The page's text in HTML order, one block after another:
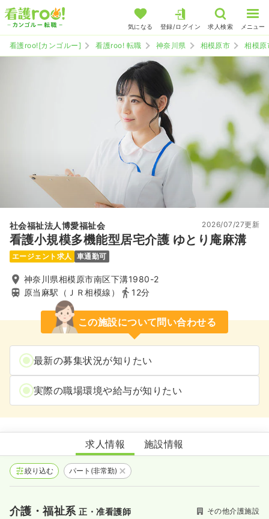
気になる 登録/ログイン 求人検索 メニュー
看護roo![カンゴルー] 看護roo! 転職 神奈川県 相模原市 相模原
社会福祉法人博愛福祉会
看護小規模多機能型居宅介護 ゆとり庵麻溝
2026/07/27更新
エージェント求人 車通勤可
神奈川県相模原市南区下溝1980-2
原当麻駅（ＪＲ相模線）
12分
この施設について問い合わせる
最新の募集状況が知りたい
実際の職場環境や給与が知りたい
看護小規模多機能型居宅介護 ゆとり庵麻溝
求人情報 施設情報
絞り込む パート(非常勤)
介護・福祉系正・准看護師 その他介護施設